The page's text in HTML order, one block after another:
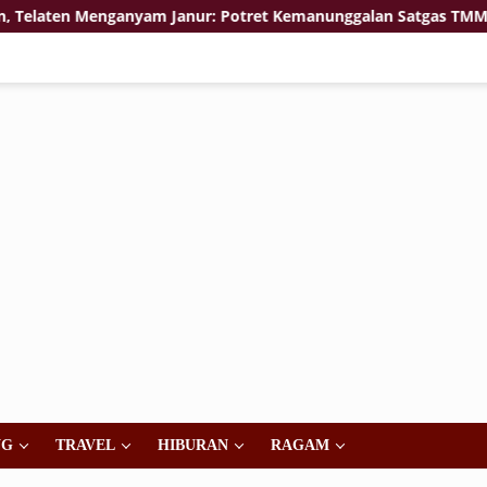
Janur: Potret Kemanunggalan Satgas TMMD 129
TRAVEL HIBURAN RAGAM